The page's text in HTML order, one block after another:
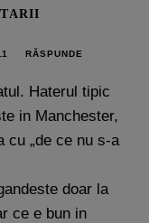
RĂSPUNDE
Haterul tipic
in Manchester,
cu „de ce nu s-a
doar la
ce e bun in